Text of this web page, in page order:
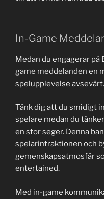
In-Game
Medan du engagerar
game meddelanden en
spelupplevelse avsevärt.
Tänk dig att du smidigt
spelare medan du
en stor seger. Denna
spelarintraktionen och
gemenskapsatmosfär
entertained.
Med in-game